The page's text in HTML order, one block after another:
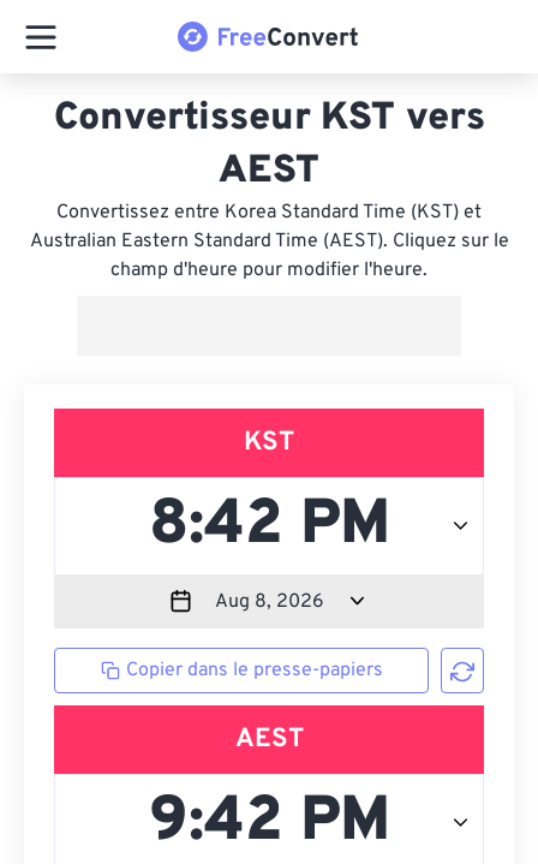
Convertisseur KST vers
AEST
Convertissez entre Korea Standard Time (KST) et
Australian Eastern Standard Time (AEST). Cliquez sur le
champ d'heure pour modifier l'heure.
KST
Copier dans le presse-papiers
AEST